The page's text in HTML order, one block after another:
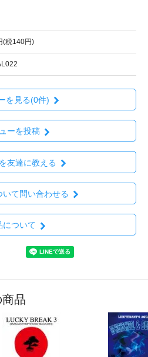
(税140円)
を見る(0件)
ーを投稿
友達に教える
いて問い合わせる
について
品